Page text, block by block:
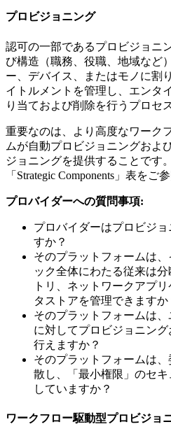
プロビジョニング
認可の一部であるプロビジョニ
び構造（職務、役職、地域など
ー、デバイス、またはモノに割
イトルメントを管理し、エンタ
り当ておよび削除を行うプロセ
重要なのは、より高度なワーク
ムが自動プロビジョニングおよ
ジョニングを提供することです
「Strategic Components」表をご
プロバイダーへの質問事項:
プロバイダーはプロビジ
すか？
そのプラットフォームは
ック全体にわたる従来は
トリ、ネットワークアプ
タストアを管理できますか
そのプラットフォームは
に対してプロビジョニン
行えますか？
そのプラットフォームは
散し、「最小権限」のセ
していますか？
ワークフロー駆動型プロビジョ